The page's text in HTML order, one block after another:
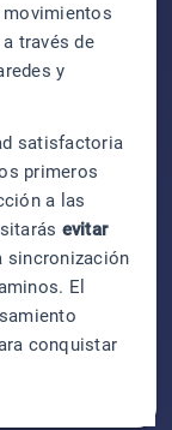
movimientos
través de
y
satisfactoria
primeros
a las
evitar
sincronización
El
conquistar